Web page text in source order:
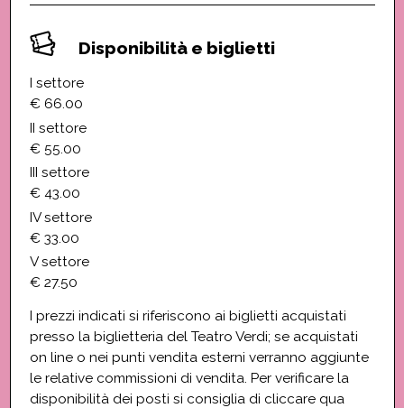
Disponibilità e biglietti
I settore
€ 66.00
II settore
€ 55.00
III settore
€ 43.00
IV settore
€ 33.00
V settore
€ 27.50
I prezzi indicati si riferiscono ai biglietti acquistati
presso la biglietteria del Teatro Verdi; se acquistati
on line o nei punti vendita esterni verranno aggiunte
le relative commissioni di vendita. Per verificare la
disponibilità dei posti si consiglia di cliccare qua